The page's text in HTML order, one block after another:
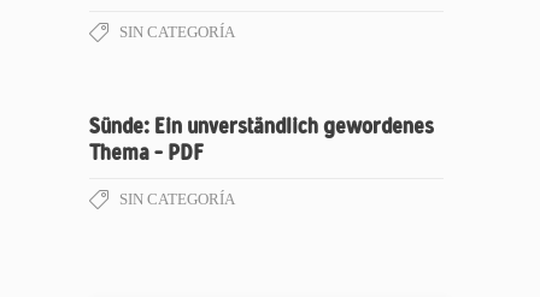
SIN CATEGORÍA
Sünde: Ein unverständlich gewordenes
Thema – PDF
SIN CATEGORÍA